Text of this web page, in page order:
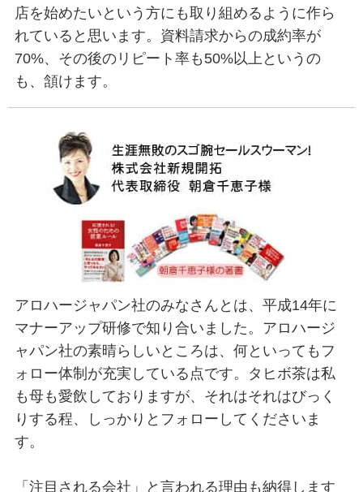
店を始めたいという方にも取り組めるように作ら
れていると思います。資料請求からの成約率が
70%、その後のリピート率も50%以上というの
も、頷けます。
アロハージャパン社のみなさんとは、平成14年に
マナーアップ研修で知り合いました。アロハージ
ャパン社の素晴らしいところは、何といってもフ
ォロー体制が充実している点です。タヒボ茶は私
も母も愛飲しておりますが、それはそれはびっく
りする程、しっかりとフォローしてくださいま
す。
「注目される会社」と言われる理由も納得します